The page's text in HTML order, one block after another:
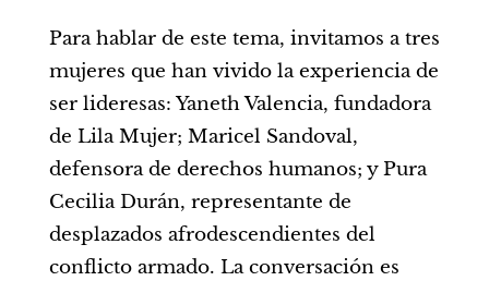
Para hablar de este tema, invitamos a tres
mujeres que han vivido la experiencia de
ser lideresas: Yaneth Valencia, fundadora
de Lila Mujer; Maricel Sandoval,
defensora de derechos humanos; y Pura
Cecilia Durán, representante de
desplazados afrodescendientes del
conflicto armado. La conversación es